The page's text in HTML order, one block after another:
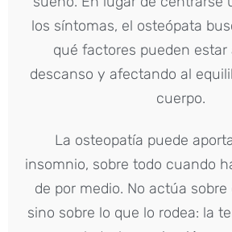
los síntomas, el osteópata
qué factores pueden estar
descanso y afectando al
cuerpo.
La osteopatía puede
insomnio, sobre todo cuando
de por medio. No actúa
sino sobre lo que lo rodea: la